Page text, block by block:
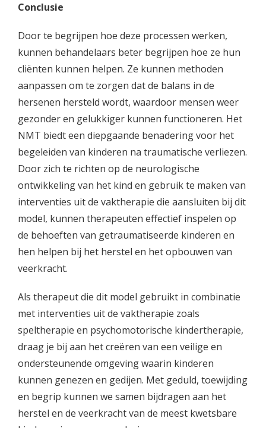
Conclusie
Door te begrijpen hoe deze processen werken,
kunnen behandelaars beter begrijpen hoe ze hun
cliënten kunnen helpen. Ze kunnen methoden
aanpassen om te zorgen dat de balans in de
hersenen hersteld wordt, waardoor mensen weer
gezonder en gelukkiger kunnen functioneren. Het
NMT biedt een diepgaande benadering voor het
begeleiden van kinderen na traumatische verliezen.
Door zich te richten op de neurologische
ontwikkeling van het kind en gebruik te maken van
interventies uit de vaktherapie die aansluiten bij dit
model, kunnen therapeuten effectief inspelen op
de behoeften van getraumatiseerde kinderen en
hen helpen bij het herstel en het opbouwen van
veerkracht.
Als therapeut die dit model gebruikt in combinatie
met interventies uit de vaktherapie zoals
speltherapie en psychomotorische kindertherapie,
draag je bij aan het creëren van een veilige en
ondersteunende omgeving waarin kinderen
kunnen genezen en gedijen. Met geduld, toewijding
en begrip kunnen we samen bijdragen aan het
herstel en de veerkracht van de meest kwetsbare